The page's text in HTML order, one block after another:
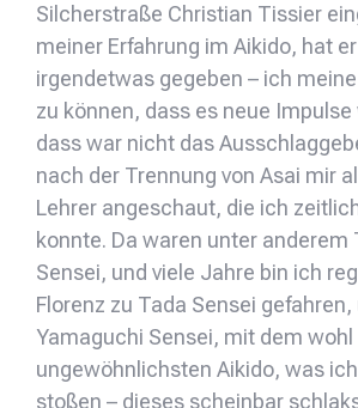
Silcherstraße Christian Tissier
meiner Erfahrung im Aikido, hat
irgendetwas gegeben – ich
zu können, dass es neue Impulse
dass war nicht das
nach der Trennung von Asai mir
Lehrer angeschaut, die ich
konnte. Da waren unter anderem
Sensei, und viele Jahre bin ich
Florenz zu Tada Sensei
Yamaguchi Sensei, mit dem wohl
ungewöhnlichsten Aikido, was
stoßen – dieses scheinbar